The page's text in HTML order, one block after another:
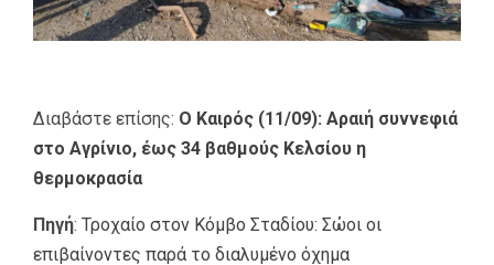
Διαβάστε επίσης: Ο Καιρός (11/09): Αραιή συννεφιά
στο Αγρίνιο, έως 34 βαθμούς Κελσίου η
θερμοκρασία
Πηγή: Τροχαίο στον Κόμβο Σταδίου: Σώοι οι
επιβαίνοντες παρά το διαλυμένο όχημα